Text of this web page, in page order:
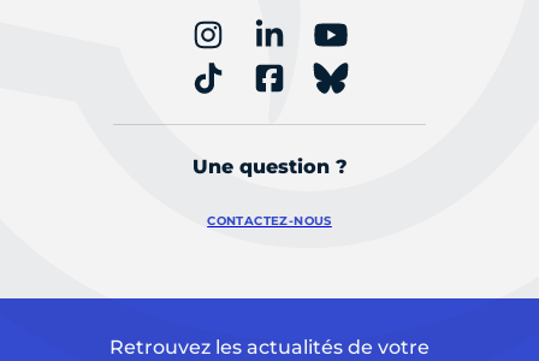
Une question ?
CONTACTEZ-NOUS
Retrouvez les actualités de votre